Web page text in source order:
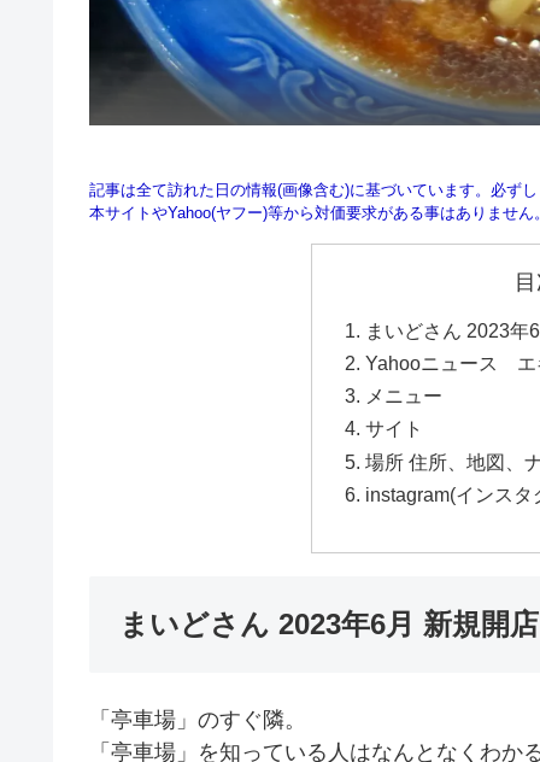
記事は全て訪れた日の情報(画像含む)に基づいています。必ず
本サイトやYahoo(ヤフー)等から対価要求がある事はありませ
まいどさん 2023年
Yahooニュース エ
メニュー
サイト
場所 住所、地図、
instagram(インス
まいどさん 2023年6月 新規開
「亭車場」のすぐ隣。
「亭車場」を知っている人はなんとなくわ